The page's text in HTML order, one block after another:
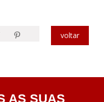
voltar
AS SUAS